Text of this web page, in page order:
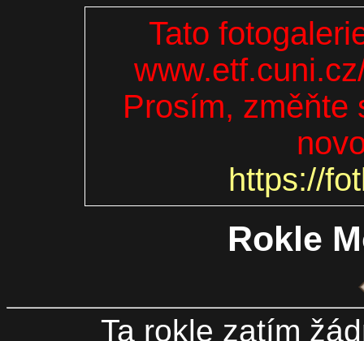
Tato
Prosím, změňte
https://
Rokle
Ta rokle zatím